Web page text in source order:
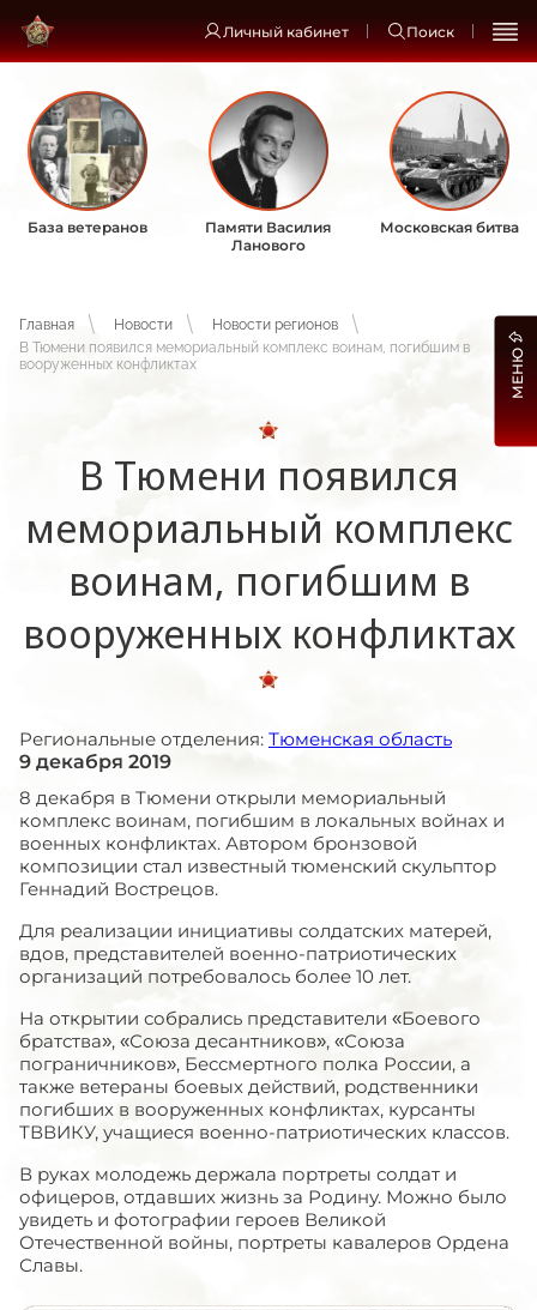
Личный кабинет Поиск
База ветеранов
Памяти Василия
Ланового
Московская битва
Главная Новости
Новости регионов
В Тюмени появился мемориальный комплекс воинам, погибшим в
вооруженных конфликтах
В Тюмени появился
мемориальный комплекс
воинам, погибшим в
вооруженных конфликтах
Региональные отделения: Тюменская область
9 декабря 2019
8 декабря в Тюмени открыли мемориальный
комплекс воинам, погибшим в локальных войнах и
военных конфликтах. Автором бронзовой
композиции стал известный тюменский скульптор
Геннадий Вострецов.
Для реализации инициативы солдатских матерей,
вдов, представителей военно-патриотических
организаций потребовалось более 10 лет.
На открытии собрались представители «Боевого
братства», «Союза десантников», «Союза
пограничников», Бессмертного полка России, а
также ветераны боевых действий, родственники
погибших в вооруженных конфликтах, курсанты
ТВВИКУ, учащиеся военно-патриотических классов.
В руках молодежь держала портреты солдат и
офицеров, отдавших жизнь за Родину. Можно было
увидеть и фотографии героев Великой
Отечественной войны, портреты кавалеров Ордена
Славы.
МЕНЮ